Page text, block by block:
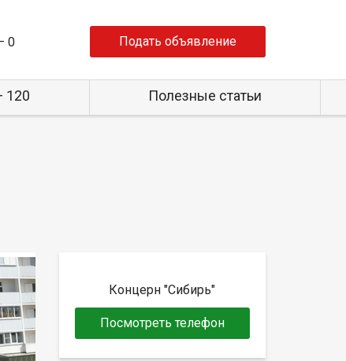
0 Подать объявление
120 Полезные статьи
Концерн "Сибирь"
Посмотреть телефон